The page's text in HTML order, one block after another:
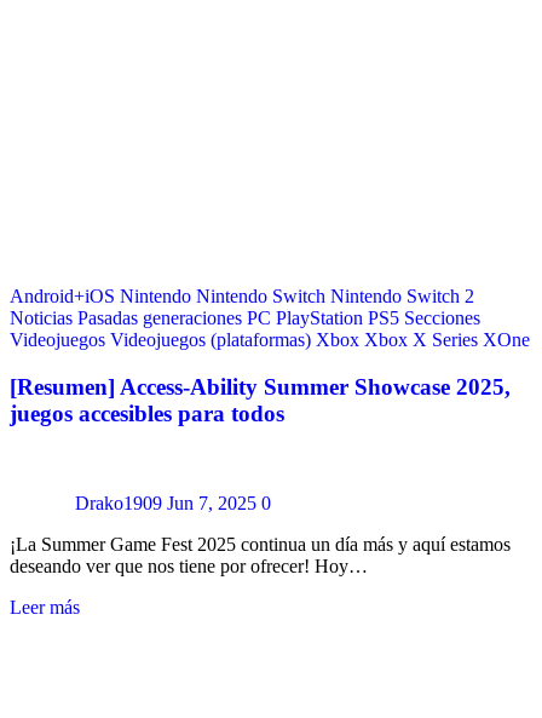
Android+iOS Nintendo Nintendo Switch Nintendo Switch 2
Noticias Pasadas generaciones PC PlayStation PS5 Secciones
Videojuegos Videojuegos (plataformas) Xbox Xbox X Series XOne
[Resumen] Access-Ability Summer Showcase 2025,
juegos accesibles para todos
Drako1909 Jun 7, 2025 0
¡La Summer Game Fest 2025 continua un día más y aquí estamos
deseando ver que nos tiene por ofrecer! Hoy…
Leer más